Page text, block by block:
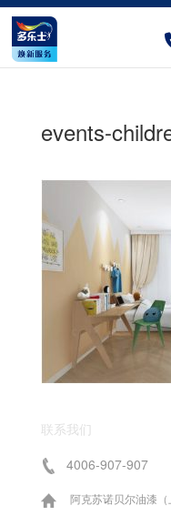
events-
联系我们
4006-907-907
阿克苏诺贝尔油漆